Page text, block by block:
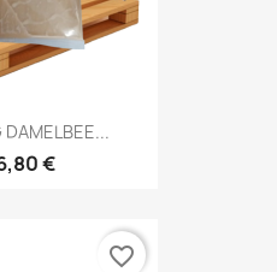
€
favorite_border